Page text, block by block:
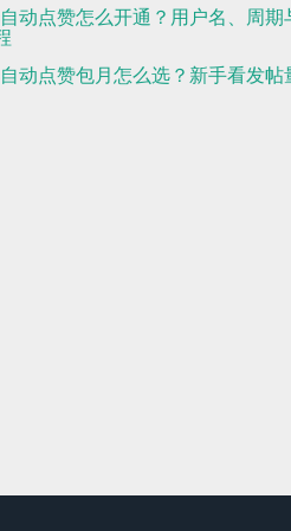
动点赞怎么开通？用户名、周期
动点赞包月怎么选？新手看发帖